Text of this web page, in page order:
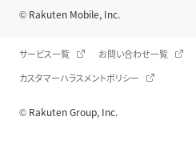
© Rakuten Mobile, Inc.
サービス一覧 お問い合わせ一覧
カスタマーハラスメントポリシー
© Rakuten Group, Inc.